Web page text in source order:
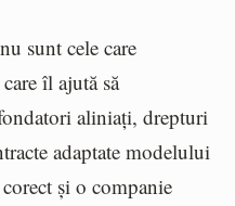
sunt cele care
îl ajută să
aliniați, drepturi
adaptate modelului
și o companie